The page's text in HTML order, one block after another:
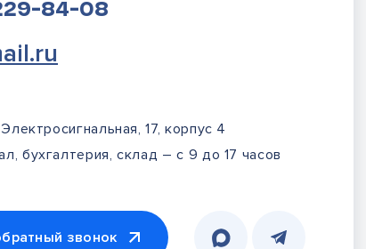
84-08
17, корпус 4
бухгалтерия, склад – с 9 до 17 часов
звонок